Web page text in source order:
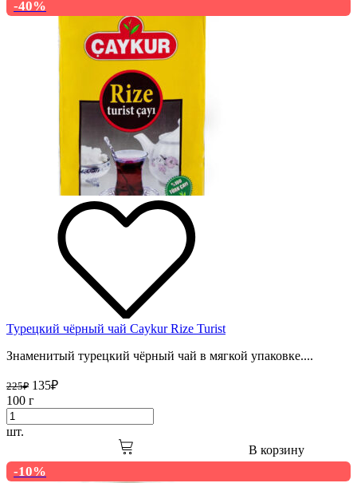
-40%
Турецкий чёрный чай Caykur Rize Turist
Знаменитый турецкий чёрный чай в мягкой упаковке....
225₽ 135₽
100 г
шт.
В корзину
-10%